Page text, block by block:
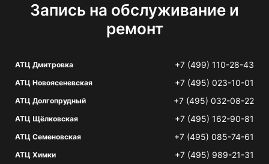
Запись на обслуживание и
ремонт
АТЦ Дмитровка +7 (499) 110-28-43
АТЦ Новоясеневская +7 (495) 023-10-01
АТЦ Долгопрудный +7 (495) 032-08-22
АТЦ Щёлковская +7 (495) 162-90-81
АТЦ Семеновская +7 (495) 085-74-61
АТЦ Химки +7 (495) 989-21-31